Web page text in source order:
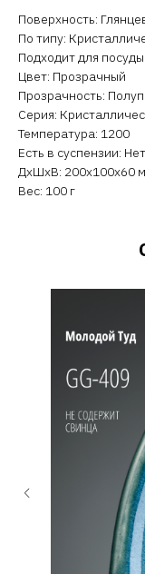
Поверхность:
По типу:
Подходит для
Цвет: Прозрачный
Прозрачность:
Серия:
Температура: 1200
Есть в суспензии: Нет
ДxШxВ: 200x100x60
Вес: 100 г